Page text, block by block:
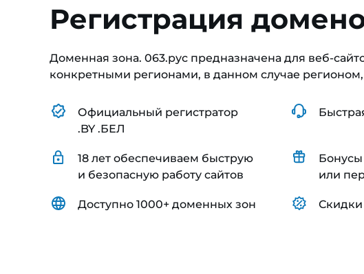
Регистрация
Доменная зона. 063.рус предназначена для веб-
конкретными регионами, в данном случае
Официальный регистратор
.BY .БЕЛ
18 лет обеспечиваем быструю
и безопасную работу сайтов
или
Доступно 1000+ доменных зон Скидки